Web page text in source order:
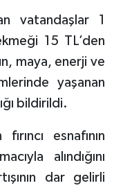
vatandaşlar 1
15 TL’den
maya, enerji ve
yaşanan
bildirildi.
esnafının
alındığını
dar gelirli